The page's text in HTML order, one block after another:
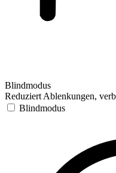
Blindmodus
Reduziert Ablenkungen,
Blindmodus